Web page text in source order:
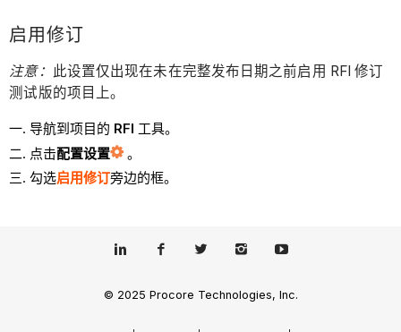
启用修订
注意： 此设置仅出现在未在完整发布日期之前启用 RFI 修订
测试版的项目上。
导航到项目的 RFI 工具。
点击配置设置
。
勾选启用修订旁边的框。
© 2025 Procore Technologies, Inc.